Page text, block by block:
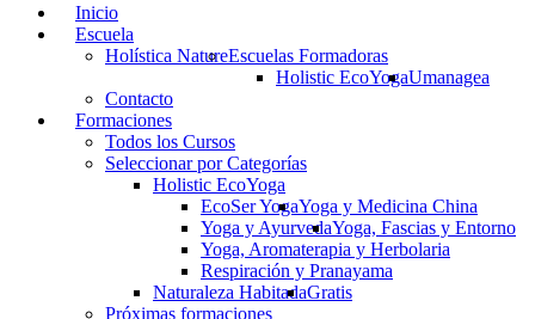
Inicio
Escuela
Holística NatureEscuelas Formadoras
Holistic EcoYogaUmanagea
Contacto
Formaciones
Todos los Cursos
Seleccionar por Categorías
Holistic EcoYoga
EcoSer YogaYoga y Medicina China
Yoga y AyurvedaYoga, Fascias y Entorno
Yoga, Aromaterapia y Herbolaria
Respiración y Pranayama
Naturaleza HabitadaGratis
Próximas formaciones